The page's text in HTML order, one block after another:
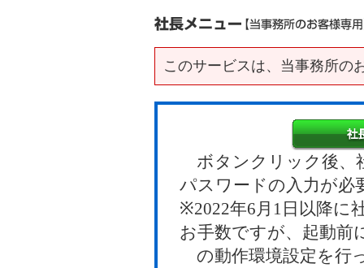
このサービスは、当事務所の
ボタンクリック後、
パスワードの入力が必
※2022年6月1日以降に
お手数ですが、起動前
の動作環境設定を行